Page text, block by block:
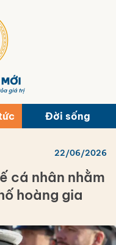
Đời sống
22/06/2026
cá nhân nhằm
hoàng gia